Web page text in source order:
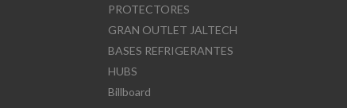
PROTECTORES
GRAN OUTLET JALTECH
BASES REFRIGERANTES
HUBS
Billboard